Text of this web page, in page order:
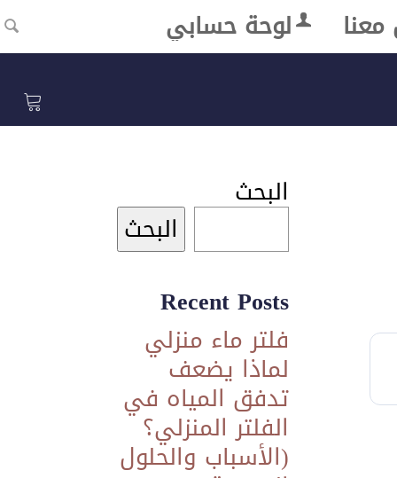
لوحة حسابي
البحث
البحث
Recent Posts
فلتر ماء منزلي
لماذا يضعف
تدفق المياه في
الفلتر المنزلي؟
(الأسباب والحلول